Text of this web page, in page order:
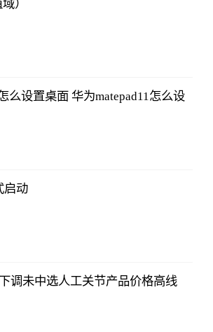
）
么设置桌面 华为matepad11怎么设
启动
调未中选人工关节产品价格高线